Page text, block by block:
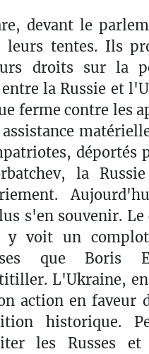
devant le
leurs tentes. Ils
droits sur la
la Russie et
ferme contre les
déportés
la
s'en souvenir. Le
y voit un
que Boris
L'Ukraine,
action en faveur
historique.
les Russes et